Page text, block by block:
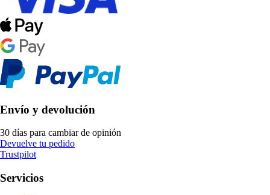
Envío y devolución
30 días para cambiar de opinión
Devuelve tu pedido
Trustpilot
Servicios